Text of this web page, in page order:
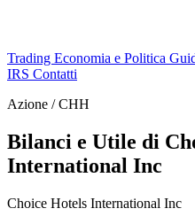
Trading Economia e Politica
IRS Contatti
Azione / CHH
Bilanci e Utile di
International Inc
Choice Hotels International Inc